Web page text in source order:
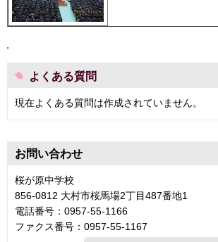
よくある質問
現在よくある質問は作成されていません。
お問い合わせ
桜が原中学校
856-0812 大村市桜馬場2丁目487番地1
電話番号：0957-55-1166
ファクス番号：0957-55-1167